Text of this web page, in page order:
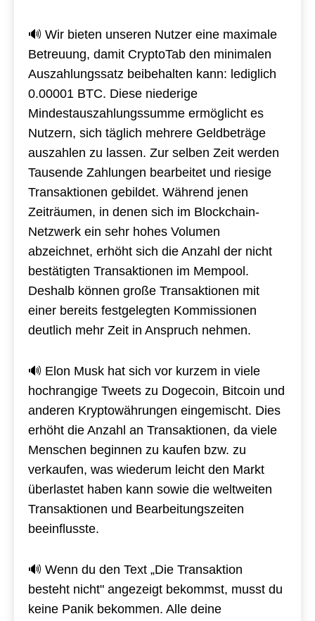
🔊 Wir bieten unseren Nutzer eine maximale
Betreuung, damit CryptoTab den minimalen
Auszahlungssatz beibehalten kann: lediglich
0.00001 BTC. Diese niederige
Mindestauszahlungssumme ermöglicht es
Nutzern, sich täglich mehrere Geldbeträge
auszahlen zu lassen. Zur selben Zeit werden
Tausende Zahlungen bearbeitet und riesige
Transaktionen gebildet. Während jenen
Zeiträumen, in denen sich im Blockchain-
Netzwerk ein sehr hohes Volumen
abzeichnet, erhöht sich die Anzahl der nicht
bestätigten Transaktionen im Mempool.
Deshalb können große Transaktionen mit
einer bereits festgelegten Kommissionen
deutlich mehr Zeit in Anspruch nehmen.
🔊 Elon Musk hat sich vor kurzem in viele
hochrangige Tweets zu Dogecoin, Bitcoin und
anderen Kryptowährungen eingemischt. Dies
erhöht die Anzahl an Transaktionen, da viele
Menschen beginnen zu kaufen bzw. zu
verkaufen, was wiederum leicht den Markt
überlastet haben kann sowie die weltweiten
Transaktionen und Bearbeitungszeiten
beeinflusste.
🔊 Wenn du den Text „Die Transaktion
besteht nicht" angezeigt bekommst, musst du
keine Panik bekommen. Alle deine